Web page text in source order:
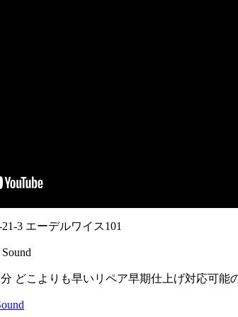
3 エーデルワイス101
どこよりも早いリペア早期仕上げ対応可